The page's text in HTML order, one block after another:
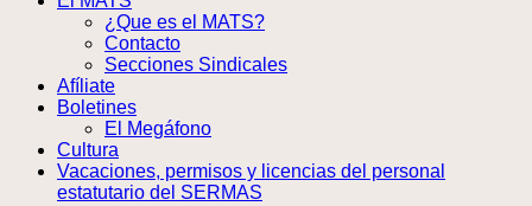
¿Que es el MATS?
Contacto
Secciones Sindicales
Afíliate
Boletines
El Megáfono
Cultura
Vacaciones, permisos y licencias del personal
estatutario del SERMAS